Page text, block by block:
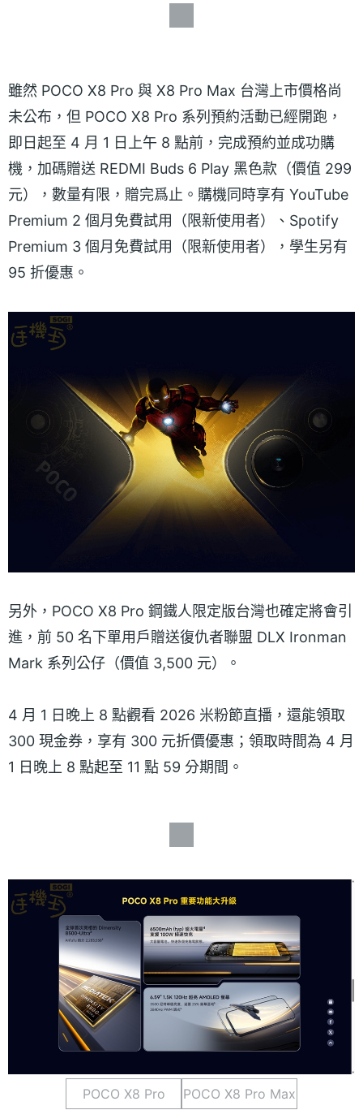
雖然 POCO X8 Pro 與 X8 Pro Max 台灣上市價格尚
未公布，但 POCO X8 Pro 系列預約活動已經開跑，
即日起至 4 月 1 日上午 8 點前，完成預約並成功購
機，加碼贈送 REDMI Buds 6 Play 黑色款（價值 299
元），數量有限，贈完爲止。購機同時享有 YouTube
Premium 2 個月免費試用（限新使用者）、Spotify
Premium 3 個月免費試用（限新使用者），學生另有
95 折優惠。
另外，POCO X8 Pro 鋼鐵人限定版台灣也確定將會引
進，前 50 名下單用戶贈送復仇者聯盟 DLX Ironman
Mark 系列公仔（價值 3,500 元）。
4 月 1 日晚上 8 點觀看 2026 米粉節直播，還能領取
300 現金券，享有 300 元折價優惠；領取時間為 4 月
1 日晚上 8 點起至 11 點 59 分期間。
POCO X8 Pro POCO X8 Pro Max